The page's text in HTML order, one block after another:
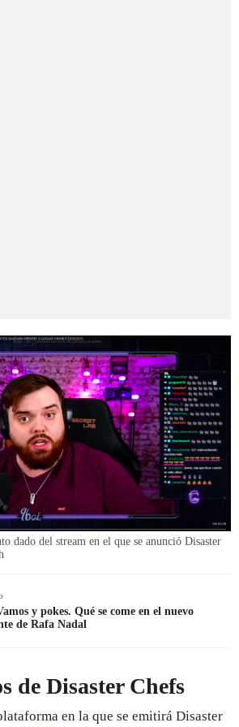
dado del stream en el que se anunció Disaster
y pokes. Qué se come en el nuevo
de Rafa Nadal
de Disaster Chefs
en la que se emitirá Disaster